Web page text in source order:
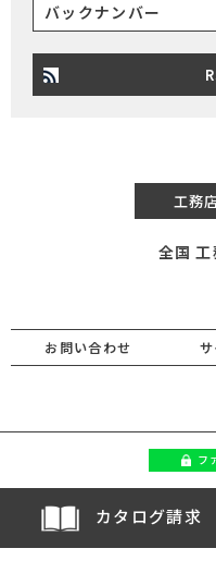
バックナンバー
工務
全国
お問い合わせ
フ
カタログ請求